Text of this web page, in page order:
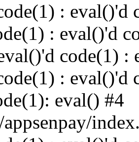
: eval()'d
: eval()'d
code(1) :
: eval()'d
eval() #4